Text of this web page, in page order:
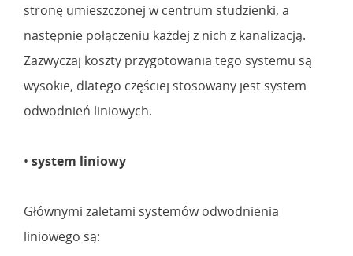
stronę umieszczonej w centrum studzienki, a
następnie połączeniu każdej z nich z kanalizacją.
Zazwyczaj koszty przygotowania tego systemu są
wysokie, dlatego częściej stosowany jest system
odwodnień liniowych.
• system liniowy
Głównymi zaletami systemów odwodnienia
liniowego są: